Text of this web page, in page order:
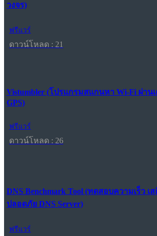
วงจร)
ฟรีแวร์
ดาวน์โหลด : 21
Vistumbler (โปรแกรมสแกนหา Wi-Fi ผ่าน
GPS)
ฟรีแวร์
ดาวน์โหลด : 26
DNS Benchmark Tool (ทดสอบความเร็ว เ
ปลอดภัย DNS Server)
ฟรีแวร์